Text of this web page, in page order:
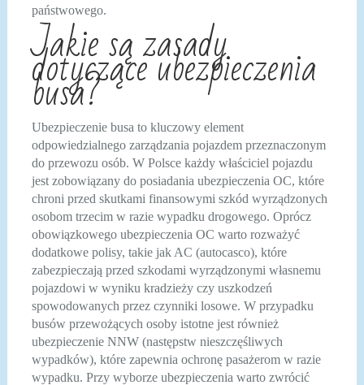
państwowego.
Jakie są zasady
dotyczące ubezpieczenia
busa?
Ubezpieczenie busa to kluczowy element
odpowiedzialnego zarządzania pojazdem przeznaczonym
do przewozu osób. W Polsce każdy właściciel pojazdu
jest zobowiązany do posiadania ubezpieczenia OC, które
chroni przed skutkami finansowymi szkód wyrządzonych
osobom trzecim w razie wypadku drogowego. Oprócz
obowiązkowego ubezpieczenia OC warto rozważyć
dodatkowe polisy, takie jak AC (autocasco), które
zabezpieczają przed szkodami wyrządzonymi własnemu
pojazdowi w wyniku kradzieży czy uszkodzeń
spowodowanych przez czynniki losowe. W przypadku
busów przewożących osoby istotne jest również
ubezpieczenie NNW (następstw nieszczęśliwych
wypadków), które zapewnia ochronę pasażerom w razie
wypadku. Przy wyborze ubezpieczenia warto zwrócić